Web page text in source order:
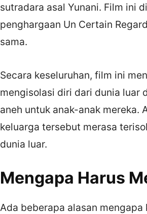
sutradara asal Yunani. Film ini
penghargaan Un Certain
sama.
Secara keseluruhan, film ini
mengisolasi diri dari dunia luar
aneh untuk anak-anak
keluarga tersebut merasa
dunia luar.
Mengapa Harus
Ada beberapa alasan